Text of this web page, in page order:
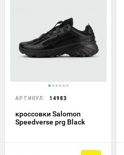
АРТИКУЛ: 14983
кроссовки Salomon
Speedverse prg Black